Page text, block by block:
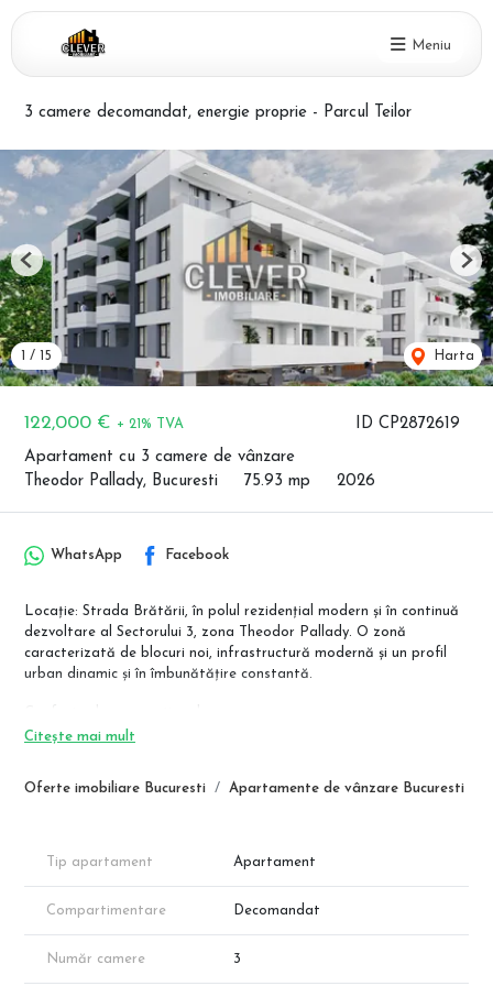
Meniu
3 camere decomandat, energie proprie - Parcul Teilor
ID CP2872619
122,000 € + 21% TVA
Apartament cu 3 camere de vânzare
Theodor Pallady, Bucuresti
75.93 mp 2026
1 / 15 Harta
Previous
Oferte imobiliare Bucuresti Apartamente de vânzare Bucuresti
WhatsApp Facebook
Locație: Strada Brătării, în polul rezidențial modern și în continuă
dezvoltare al Sectorului 3, zona Theodor Pallady. O zonă
caracterizată de blocuri noi, infrastructură modernă și un profil
urban dinamic și în îmbunătățire constantă.
Acces la metrou: stațiile Nicolae Teclu și Anghel Saligny.
Toate serviciile la îndemână: IKEA Pallady, Auchan, Decathlon,
Apartamentul viitorului - ECONOMIE MAXIMĂ la facturi!
energie. Aceste apartamente își plătesc singure facturile de
electricitate!
SISTEM FOTOVOLTAIC PROPRIU – deveniți PROSUMATOR de la
predare!
Citește mai mult
Tip apartament Apartament
Compartimentare Decomandat
Număr camere 3